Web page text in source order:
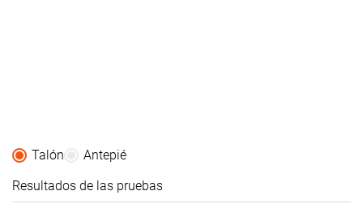
Talón
Antepié
Resultados de las pruebas